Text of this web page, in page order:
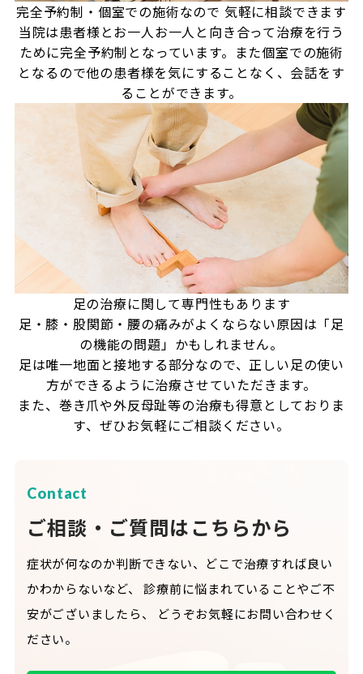
完全予約制・個室での施術なので 気軽に相談できます
当院は患者様とお一人お一人と向き合って治療を行う
ために完全予約制となっています。また個室での施術
となるので他の患者様を気にすることなく、会話をす
ることができます。
足の治療に関して専門性もあります
足・膝・股関節・腰の痛みがよくならない原因は「足
の機能の問題」かもしれません。
足は唯一地面と接地する部分なので、正しい足の使い
方ができるように治療させていただきます。
また、巻き爪や外反母趾等の治療も得意としておりま
す、ぜひお気軽にご相談ください。
Contact
ご相談・ご質問はこちらから
症状が何なのか判断できない、どこで治療すれば良い
かわからないなど、
診療前に悩まれていることやご不
安がございましたら、
どうぞお気軽にお問い合わせく
ださい。